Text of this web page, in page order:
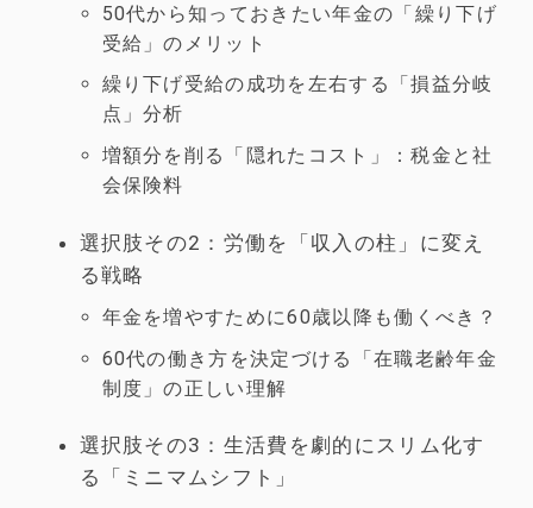
50代から知っておきたい年金の「繰り下げ
受給」のメリット
繰り下げ受給の成功を左右する「損益分岐
点」分析
増額分を削る「隠れたコスト」：税金と社
会保険料
選択肢その2：労働を「収入の柱」に変え
る戦略
年金を増やすために60歳以降も働くべき？
60代の働き方を決定づける「在職老齢年金
制度」の正しい理解
選択肢その3：生活費を劇的にスリム化す
る「ミニマムシフト」